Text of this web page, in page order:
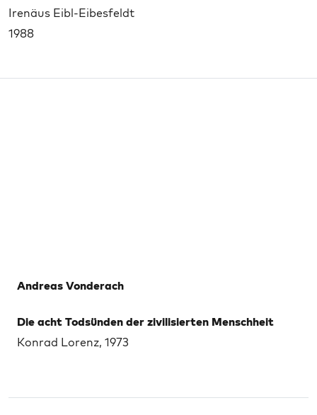
Irenäus Eibl-Eibesfeldt
1988
Andreas Vonderach
Die acht Todsünden der zivilisierten Menschheit
Konrad Lorenz, 1973